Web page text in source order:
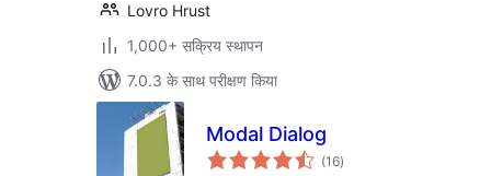
Lovro Hrust
1,000+ सक्रिय स्थापन
7.0.3 के साथ परीक्षण किया
Modal Dialog
(16कुल
दर)